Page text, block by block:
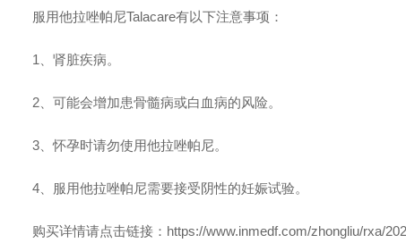
服用他拉唑帕尼Talacare有以下注意事项：
1、肾脏疾病。
2、可能会增加患骨髓病或白血病的风险。
3、怀孕时请勿使用他拉唑帕尼。
4、服用他拉唑帕尼需要接受阴性的妊娠试验。
购买详情请点击链接： https://www.inmedf.com/zhongliu/rxa/